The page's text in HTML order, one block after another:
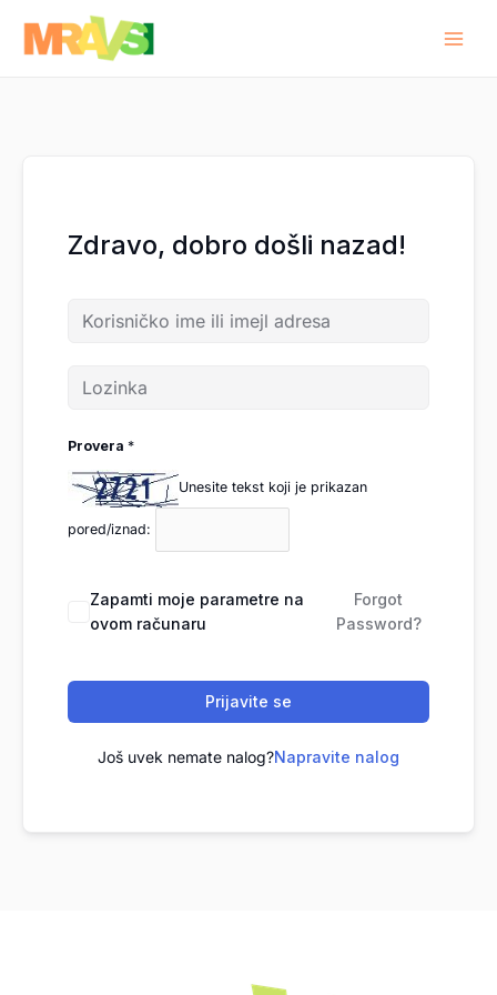
sadržaj
Zdravo, dobro došli nazad!
Provera *
Unesite tekst koji je prikazan
pored/iznad:
Zapamti moje parametre na
ovom računaru
Forgot
Password?
Prijavite se
Još uvek nemate nalog?Napravite nalog